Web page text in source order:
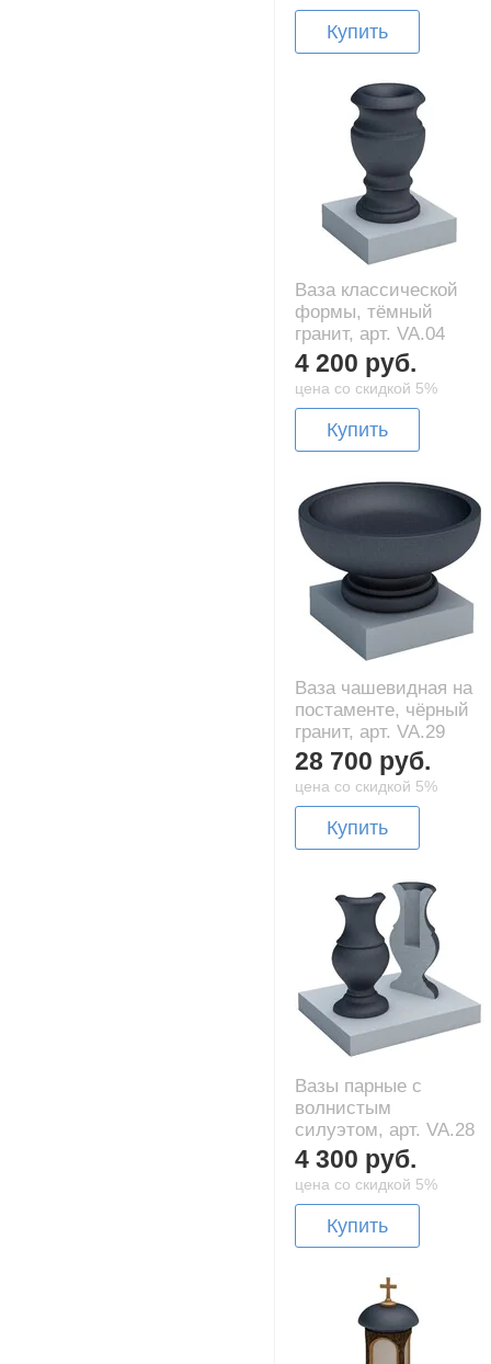
Купить
Ваза классической
формы, тёмный
гранит, арт. VA.04
4 200 руб.
цена со скидкой 5%
Купить
Ваза чашевидная на
постаменте, чёрный
гранит, арт. VA.29
28 700 руб.
цена со скидкой 5%
Купить
Вазы парные с
волнистым
силуэтом, арт. VA.28
4 300 руб.
цена со скидкой 5%
Купить